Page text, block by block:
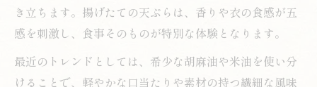
き立ちます。揚げたての天ぷらは、香りや衣の食感が五
感を刺激し、食事そのものが特別な体験となります。
最近のトレンドとしては、希少な胡麻油や米油を使い分
けることで、軽やかな口当たりや素材の持つ繊細な風味